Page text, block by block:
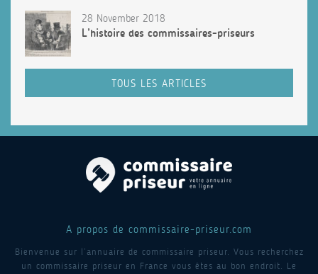
28 November 2018
L’histoire des commissaires-priseurs
TOUS LES ARTICLES
A propos de commissaire-priseur.com
Bienvenue sur l’annuaire de commissaire priseur. Vous recherchez
un commissaire priseur en France vous êtes au bon endroit. Le